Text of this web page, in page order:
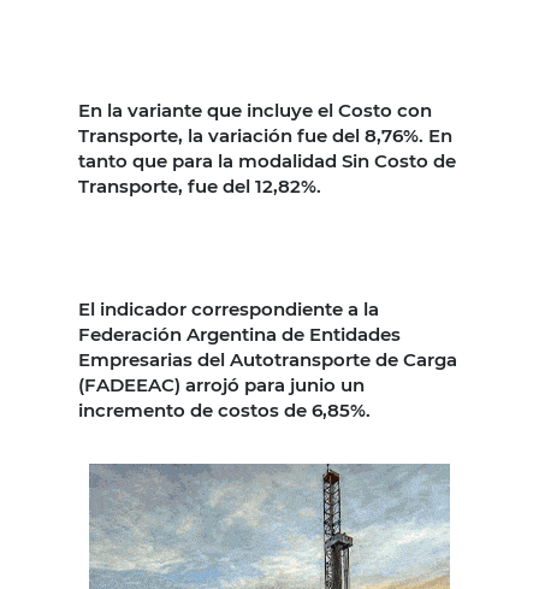
En la variante que incluye el Costo con
Transporte, la variación fue del 8,76%. En
tanto que para la modalidad Sin Costo de
Transporte, fue del 12,82%.
El indicador correspondiente a la
Federación Argentina de Entidades
Empresarias del Autotransporte de Carga
(FADEEAC) arrojó para junio un
incremento de costos de 6,85%.